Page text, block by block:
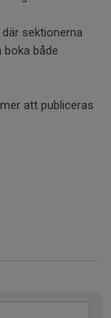
sektionerna
boka både
att publiceras